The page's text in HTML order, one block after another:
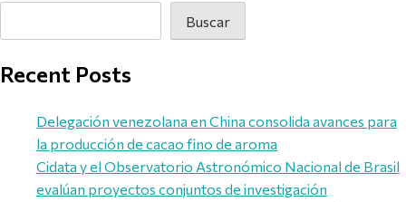
Buscar
Recent Posts
Delegación venezolana en China consolida avances para
la producción de cacao fino de aroma
Cidata y el Observatorio Astronómico Nacional de Brasil
evalúan proyectos conjuntos de investigación